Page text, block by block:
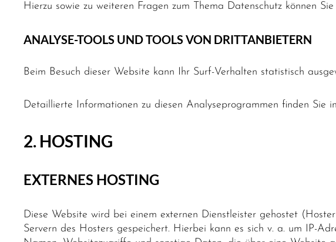
Hierzu sowie zu weiteren Fragen zum Thema Datenschutz können
ANALYSE-TOOLS UND TOOLS VON DRITT­ANBIETERN
Beim Besuch dieser Website kann Ihr Surf-Verhalten statistisch
Detaillierte Informationen zu diesen Analyseprogrammen finden Sie
2. HOSTING
EXTERNES HOSTING
Diese Website wird bei einem externen Dienstleister gehostet
Servern des Hosters gespeichert. Hierbei kann es sich v. a. um IP-